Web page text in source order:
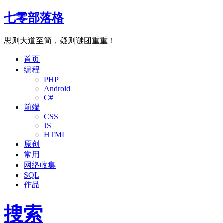
七零部落格
思则大道至简，疑则谜团重重！
首页
编程
PHP
Android
C#
前端
CSS
JS
HTML
原创
常用
网络收集
SQL
作品
搜索